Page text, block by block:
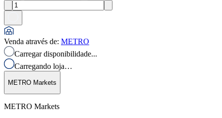
Venda através de: METRO
Carregar disponibilidade...
Carregando loja…
METRO Markets
METRO Markets